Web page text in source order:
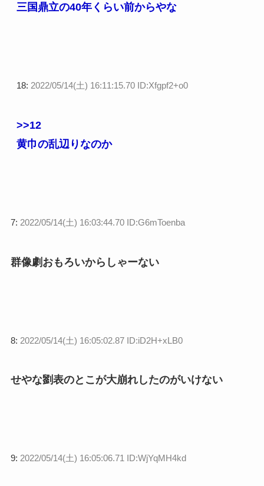
三国鼎立の40年くらい前からやな
18: 2022/05/14(土) 16:11:15.70 ID:Xfgpf2+o0
>>12
黄巾の乱辺りなのか
7: 2022/05/14(土) 16:03:44.70 ID:G6mToenba
群像劇おもろいからしゃーない
8: 2022/05/14(土) 16:05:02.87 ID:iD2H+xLB0
せやな劉表のとこが大崩れしたのがいけない
9: 2022/05/14(土) 16:05:06.71 ID:WjYqMH4kd